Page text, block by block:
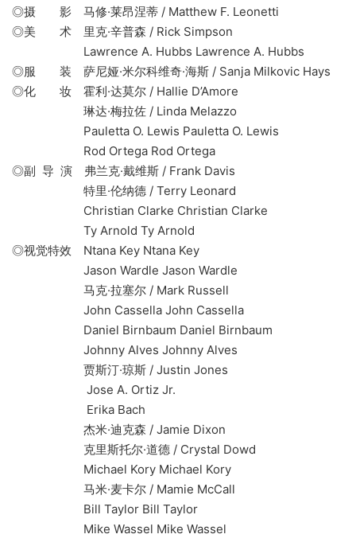
◎摄 影 马修·莱昂涅蒂 / Matthew F. Leonetti
◎美 术 里克·辛普森 / Rick Simpson
Lawrence A. Hubbs Lawrence A. Hubbs
◎服 装 萨尼娅·米尔科维奇·海斯 / Sanja Milkovic Hays
◎化 妆 霍利·达莫尔 / Hallie D’Amore
琳达·梅拉佐 / Linda Melazzo
Pauletta O. Lewis Pauletta O. Lewis
Rod Ortega Rod Ortega
◎副 导 演 弗兰克·戴维斯 / Frank Davis
特里·伦纳德 / Terry Leonard
Christian Clarke Christian Clarke
Ty Arnold Ty Arnold
◎视觉特效 Ntana Key Ntana Key
Jason Wardle Jason Wardle
马克·拉塞尔 / Mark Russell
John Cassella John Cassella
Daniel Birnbaum Daniel Birnbaum
Johnny Alves Johnny Alves
贾斯汀·琼斯 / Justin Jones
Jose A. Ortiz Jr.
Erika Bach
杰米·迪克森 / Jamie Dixon
克里斯托尔·道德 / Crystal Dowd
Michael Kory Michael Kory
马米·麦卡尔 / Mamie McCall
Bill Taylor Bill Taylor
Mike Wassel Mike Wassel